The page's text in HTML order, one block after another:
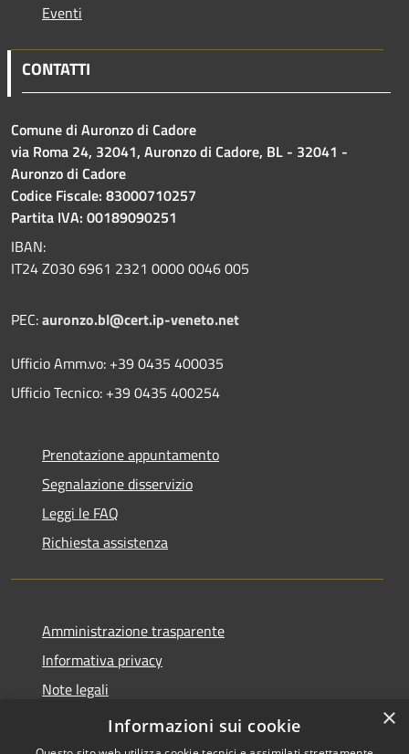
Eventi
CONTATTI
Comune di Auronzo di Cadore
via Roma 24, 32041, Auronzo di Cadore, BL - 32041 -
Auronzo di Cadore
Codice Fiscale: 83000710257
Partita IVA: 00189090251
IBAN:
IT24 Z030 6961 2321 0000 0046 005
PEC:auronzo.bl@cert.ip-veneto.net
Ufficio Amm.vo: +39 0435 400035
Ufficio Tecnico: +39 0435 400254
Prenotazione appuntamento
Segnalazione disservizio
Leggi le FAQ
Richiesta assistenza
Amministrazione trasparente
Informativa privacy
Note legali
Dichiarazione di accessibilità
×
Informazioni sui cookie